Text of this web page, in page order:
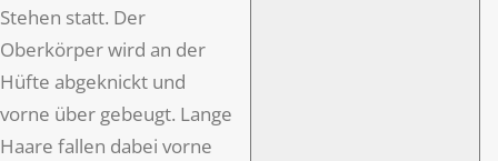
Stehen statt. Der
Oberkörper wird an der
Hüfte abgeknickt und
vorne über gebeugt. Lange
Haare fallen dabei vorne